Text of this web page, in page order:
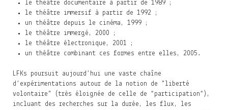
le théâtre documentaire à partir de 1989 ;
le théâtre immersif à partir de 1992 ;
un théâtre depuis le cinéma, 1999 ;
le théâtre immergé, 2000 ;
le théâtre électronique, 2001 ;
un théâtre combinant ces formes entre elles, 2005.
LFKs poursuit aujourd’hui une vaste chaîne
d’expérimentations autour de la notion de "liberté
volontaire" (très éloignée de celle de “participation“),
incluant des recherches sur la durée, les flux, les